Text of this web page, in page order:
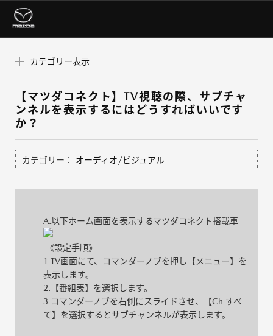
カテゴリー表示
【マツダコネクト】TV視聴の際、サブチャ
ンネルを表示するにはどうすればいいです
か？
カテゴリー： オーディオ/ビジュアル
A.以下ホーム画面を表示するマツダコネクト搭載車
《設定手順》
1.TV画面にて、コマンダーノブを押し【メニュー】を
表示します。
2.【番組表】を選択します。
3.コマンダーノブを右側にスライドさせ、【Ch.すべ
て】を選択するとサブチャンネルが表示します。